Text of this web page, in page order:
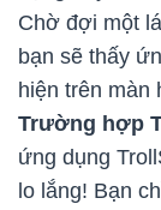
Chờ đợi một
bạn sẽ thấy
hiện trên màn
Trường hợp
ứng dụng
lo lắng! Bạn